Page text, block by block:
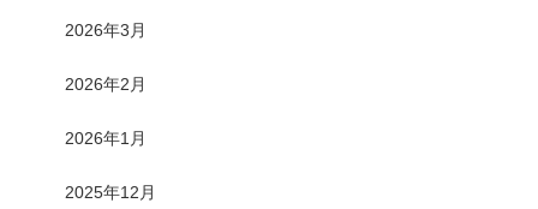
2026年3月
2026年2月
2026年1月
2025年12月